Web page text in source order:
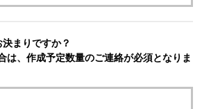
まりですか？
は、作成予定数量のご連絡が必須となりま